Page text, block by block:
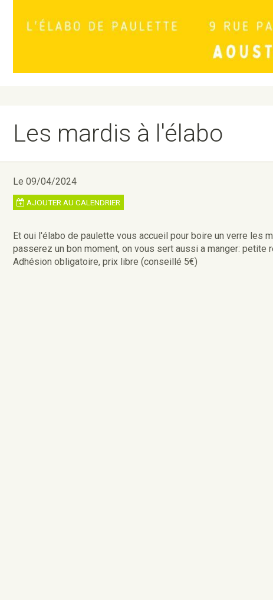
Les mardis à l'élabo
Le 09/04/2024
AJOUTER AU CALENDRIER
Et oui l'élabo de paulette vous accueil pour boire un verre les
passerez un bon moment, on vous sert aussi a manger: petite
Adhésion obligatoire, prix libre (conseillé 5€)